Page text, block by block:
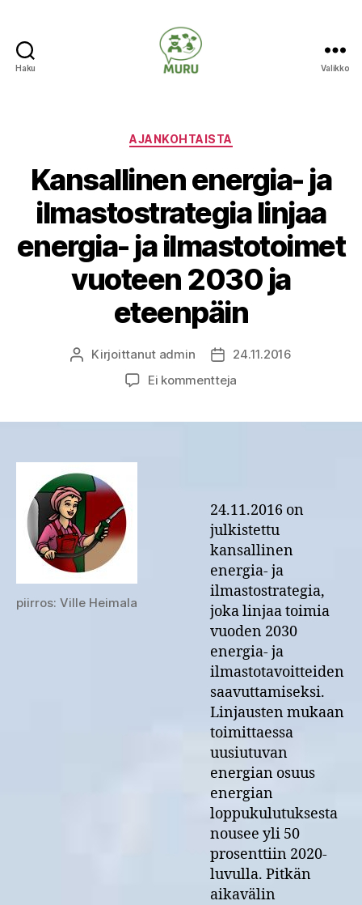
Haku Valikko
Kategoriat
AJANKOHTAISTA
Kansallinen energia- ja
ilmastostrategia linjaa
energia- ja ilmastotoimet
vuoteen 2030 ja
eteenpäin
Kirjoittaja
Kirjoittanut admin Julkaisupäivämäärä
24.11.2016
Ei kommentteja
ja
ilmastotoimet
vuoteen
2030
ja
eteenpäin
piirros: Ville Heimala
24.11.2016 on
julkistettu
kansallinen
energia- ja
ilmastostrategia,
joka linjaa toimia
vuoden 2030
energia- ja
ilmastotavoitteiden
saavuttamiseksi.
Linjausten mukaan
toimittaessa
uusiutuvan
energian osuus
energian
loppukulutuksesta
nousee yli 50
prosenttiin 2020-
luvulla. Pitkän
aikavälin